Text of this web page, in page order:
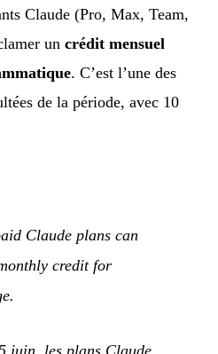
Claude (Pro, Max, Team,
un crédit mensuel
. C’est l’une des
de la période, avec 10
Claude plans can
credit for
juin, les plans Claude